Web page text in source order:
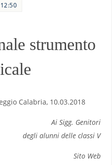
strumento
V.2
10.03.2018
Ai Sigg. Genitori
degli alunni delle classi V
Sito Web